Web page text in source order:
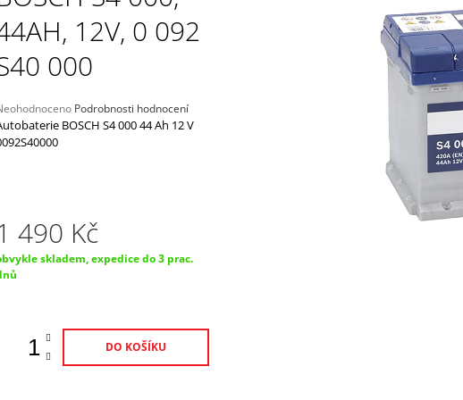
12V, 0 092
000
Podrobnosti hodnocení
BOSCH S4 000 44 Ah 12 V
490 Kč
skladem, expedice do 3 prac.
DO KOŠÍKU
220 Kč